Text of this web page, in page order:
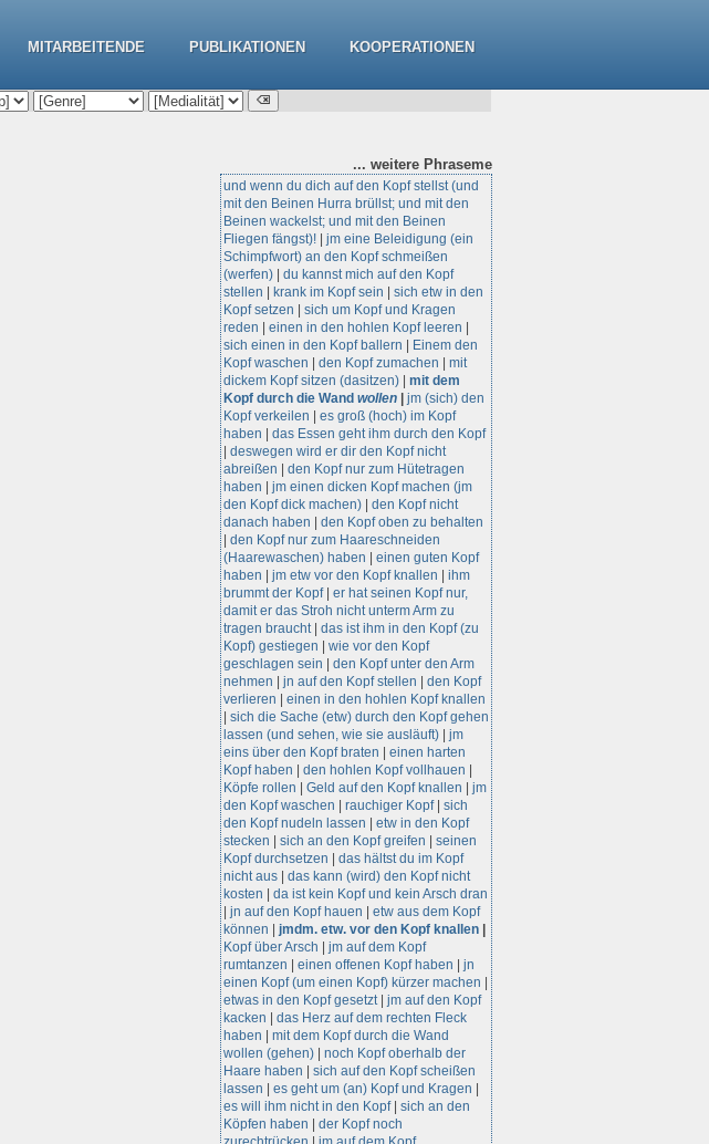
MITARBEITENDE PUBLIKATIONEN KOOPERATIONEN
... weitere Phraseme
und wenn du dich auf den Kopf stellst (und
mit den Beinen Hurra brüllst; und mit den
Beinen wackelst; und mit den Beinen
Fliegen fängst)!
jm eine Beleidigung (ein
Schimpfwort) an den Kopf schmeißen
(werfen)
du kannst mich auf den Kopf
stellen
krank im Kopf sein
sich etw in den
Kopf setzen
sich um Kopf und Kragen
reden
einen in den hohlen Kopf leeren
sich einen in den Kopf ballern
Einem den
Kopf waschen
den Kopf zumachen
mit
dickem Kopf sitzen (dasitzen)
mit dem
Kopf durch die Wand wollen
jm (sich) den
Kopf verkeilen
es groß (hoch) im Kopf
haben
das Essen geht ihm durch den Kopf
deswegen wird er dir den Kopf nicht
abreißen
den Kopf nur zum Hütetragen
haben
jm einen dicken Kopf machen (jm
den Kopf dick machen)
den Kopf nicht
danach haben
den Kopf oben zu behalten
den Kopf nur zum Haareschneiden
(Haarewaschen) haben
einen guten Kopf
haben
jm etw vor den Kopf knallen
ihm
brummt der Kopf| er hat seinen Kopf nur,
damit er das Stroh nicht unterm Arm zu
tragen braucht| das ist ihm in den Kopf (zu
Kopf) gestiegen
wie vor den Kopf
geschlagen sein
den Kopf unter den Arm
nehmen
jn auf den Kopf stellen
den Kopf
verlieren
einen in den hohlen Kopf knallen
sich die Sache (etw) durch den Kopf gehen
lassen (und sehen, wie sie ausläuft)
jm
eins über den Kopf braten
einen harten
Kopf haben
den hohlen Kopf vollhauen
Köpfe rollen
Geld auf den Kopf knallen
jm
den Kopf waschen
rauchiger Kopf| sich
den Kopf nudeln lassen
etw in den Kopf
stecken
sich an den Kopf greifen
seinen
Kopf durchsetzen
das hältst du im Kopf
nicht aus
das kann (wird) den Kopf nicht
kosten
da ist kein Kopf und kein Arsch dran
jn auf den Kopf hauen
etw aus dem Kopf
können
jmdm. etw. vor den Kopf knallen
Kopf über Arsch
jm auf dem Kopf
rumtanzen
einen offenen Kopf haben
jn
einen Kopf (um einen Kopf) kürzer machen
etwas in den Kopf gesetzt| jm auf den Kopf
kacken
das Herz auf dem rechten Fleck
haben
mit dem Kopf durch die Wand
wollen (gehen)
noch Kopf oberhalb der
Haare haben
sich auf den Kopf scheißen
lassen
es geht um (an) Kopf und Kragen
es will ihm nicht in den Kopf| sich an den
Köpfen haben
der Kopf noch